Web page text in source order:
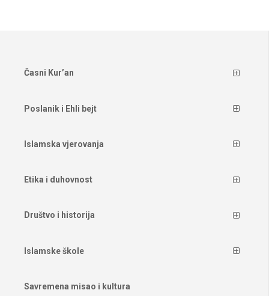
Časni Kur’an
Poslanik i Ehli bejt
Islamska vjerovanja
Etika i duhovnost
Društvo i historija
Islamske škole
Savremena misao i kultura